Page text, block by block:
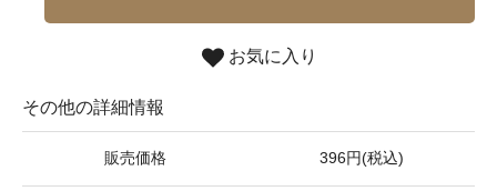
お気に入り
その他の詳細情報
販売価格 396円(税込)